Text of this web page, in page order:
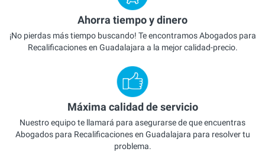
Ahorra tiempo y dinero
¡No pierdas más tiempo buscando! Te encontramos Abogados para
Recalificaciones en Guadalajara a la mejor calidad-precio.
Máxima calidad de servicio
Nuestro equipo te llamará para asegurarse de que encuentras
Abogados para Recalificaciones en Guadalajara para resolver tu
problema.